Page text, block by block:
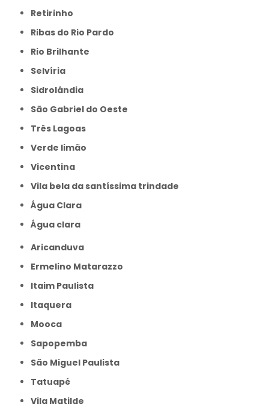
Retirinho
Ribas do Rio Pardo
Rio Brilhante
Selvíria
Sidrolândia
São Gabriel do Oeste
Três Lagoas
Verde limão
Vicentina
Vila bela da santíssima trindade
Água Clara
Água clara
Aricanduva
Ermelino Matarazzo
Itaim Paulista
Itaquera
Mooca
Sapopemba
São Miguel Paulista
Tatuapé
Vila Matilde